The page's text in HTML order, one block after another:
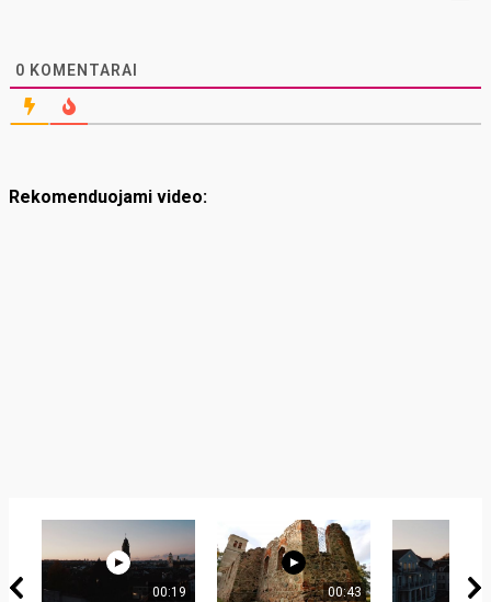
0 KOMENTARAI
Rekomenduojami video:
00:19 00:43